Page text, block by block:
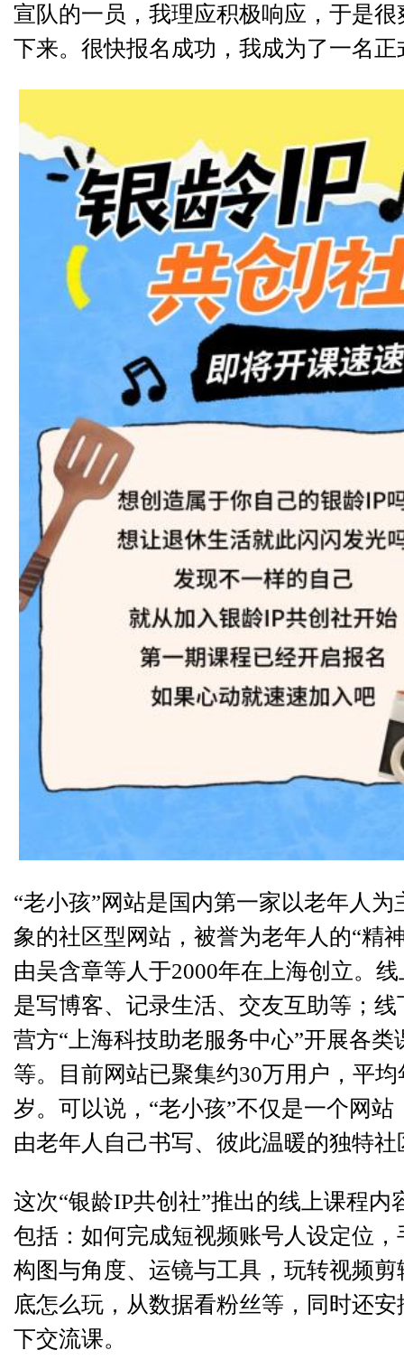
宣队的一员，我理应积极响应，于是很
下来。很快报名成功，我成为了一名正
“老小孩”网站是国内第一家以老年人为
象的社区型网站，被誉为老年人的“精
由吴含章等人于2000年在上海创立。
是写博客、记录生活、交友互助等；线
营方“上海科技助老服务中心”开展各类
等。目前网站已聚集约30万用户，平均
岁。可以说，“老小孩”不仅是一个网站
由老年人自己书写、彼此温暖的独特社
这次“银龄IP共创社”推出的线上课程内
包括：如何完成短视频账号人设定位，
构图与角度、运镜与工具，玩转视频剪
底怎么玩，从数据看粉丝等，同时还
下交流课。